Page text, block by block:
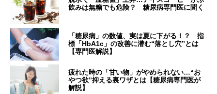
飲みは無糖でも危険？ 糖尿病専門医に聞く
「糖尿病」の数値、実は夏に下がる！？ 指
標「HbA1c」の改善に潜む“落とし穴”とは
【専門医解説】
疲れた時の「甘い物」がやめられない…“お
やつ欲”抑える裏ワザとは【糖尿病専門医が
解説】